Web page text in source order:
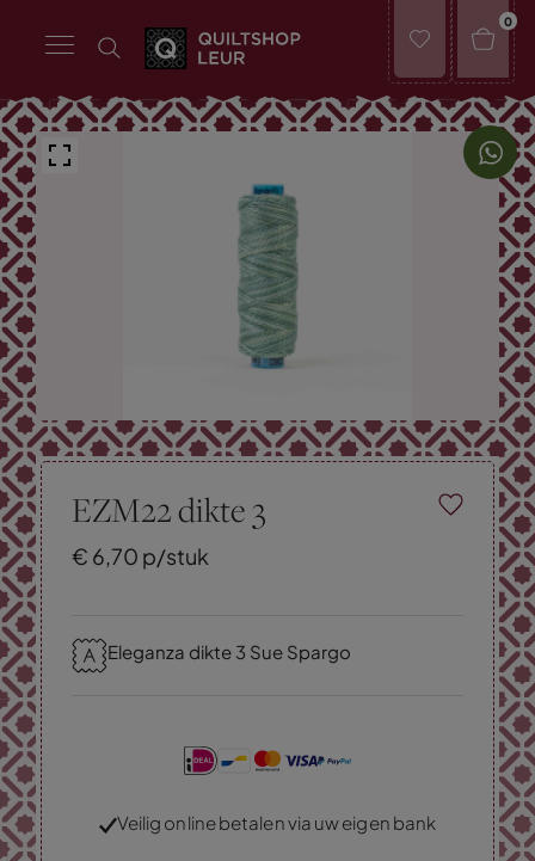
0
EZM22 dikte 3
€ 6,70 p/stuk
Eleganza dikte 3 Sue Spargo
Veilig online betalen via uw eigen bank